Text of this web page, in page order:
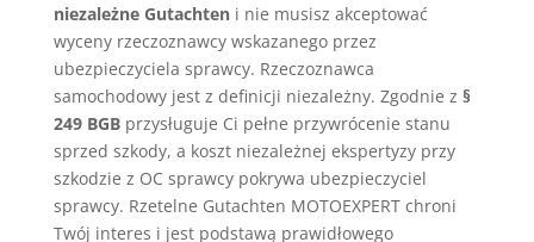
niezależne Gutachteni nie musisz akceptować
wyceny rzeczoznawcy wskazanego przez
ubezpieczyciela sprawcy. Rzeczoznawca
samochodowy jest z definicji niezależny. Zgodnie z §
249 BGBprzysługuje Ci pełne przywrócenie stanu
sprzed szkody, a koszt niezależnej ekspertyzy przy
szkodzie z OC sprawcy pokrywa ubezpieczyciel
sprawcy. Rzetelne Gutachten MOTOEXPERT chroni
Twój interes i jest podstawą prawidłowego